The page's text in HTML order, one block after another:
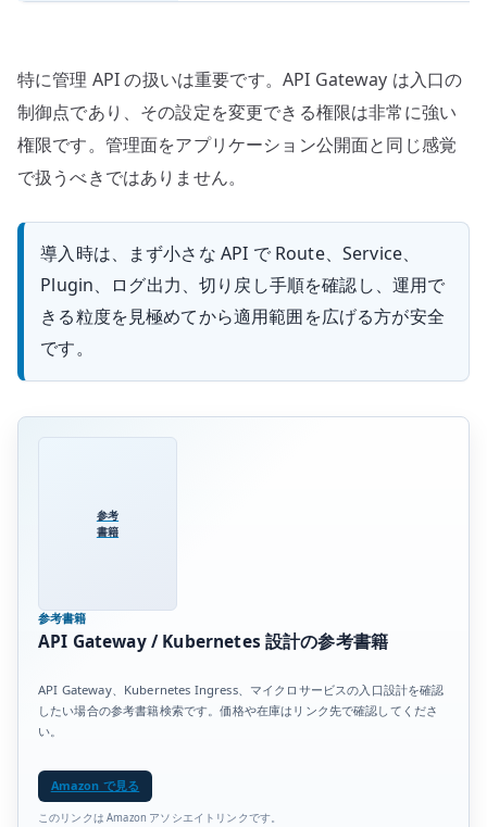
特に管理 API の扱いは重要です。API Gateway は入口の
制御点であり、その設定を変更できる権限は非常に強い
権限です。管理面をアプリケーション公開面と同じ感覚
で扱うべきではありません。
導入時は、まず小さな API で Route、Service、
Plugin、ログ出力、切り戻し手順を確認し、運用で
きる粒度を見極めてから適用範囲を広げる方が安全
です。
参考
書籍
参考書籍
API Gateway / Kubernetes 設計の参考書籍
API Gateway、Kubernetes Ingress、マイクロサービスの入口設計を確認
したい場合の参考書籍検索です。価格や在庫はリンク先で確認してくださ
い。
Amazon で見る
このリンクは Amazon アソシエイトリンクです。